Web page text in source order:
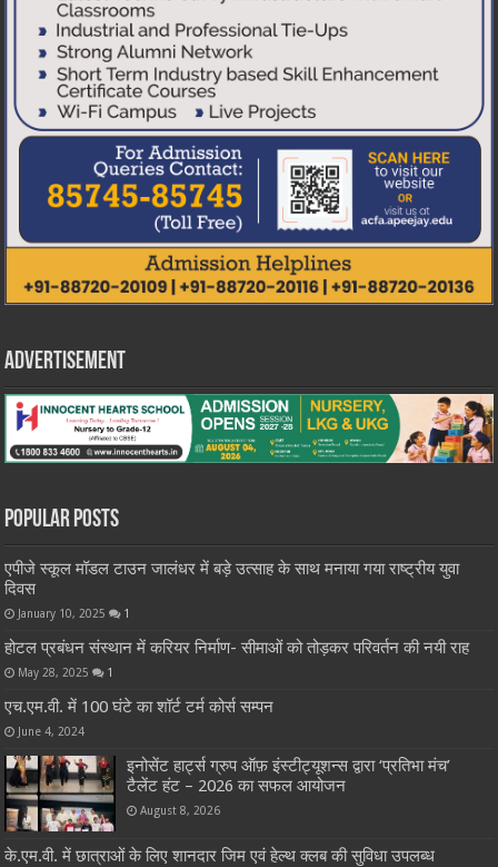
Advertisement
Popular Posts
एपीजे स्कूल मॉडल टाउन जालंधर में बड़े उत्साह के साथ मनाया गया राष्ट्रीय युवा
दिवस
January 10, 2025 1
होटल प्रबंधन संस्थान में करियर निर्माण- सीमाओं को तोड़कर परिवर्तन की नयी राह
May 28, 2025 1
एच.एम.वी. में 100 घंटे का शॉर्ट टर्म कोर्स सम्पन
June 4, 2024
इनोसेंट हार्ट्स ग्रुप ऑफ़ इंस्टीट्यूशन्स द्वारा ‘प्रतिभा मंच’
टैलेंट हंट – 2026 का सफल आयोजन
August 8, 2026
के.एम.वी. में छात्राओं के लिए शानदार जिम एवं हेल्थ क्लब की सुविधा उपलब्ध